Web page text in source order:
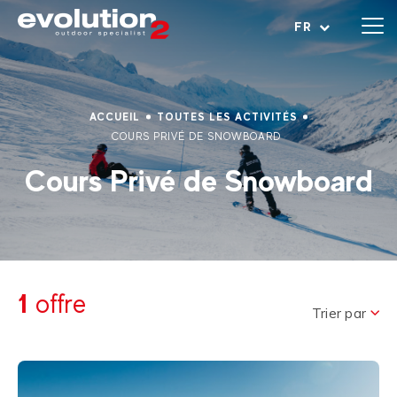
FR
Ouvrir le menu
ACCUEIL
TOUTES LES ACTIVITÉS
COURS PRIVÉ DE SNOWBOARD
Cours Privé de Snowboard
1 offre Trier par